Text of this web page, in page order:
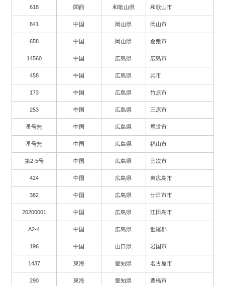
618 関西 和歌山県 和歌山市
841 中国 岡山県 岡山市
658 中国 岡山県 倉敷市
14560 中国 広島県 広島市
458 中国 広島県 呉市
173 中国 広島県 竹原市
253 中国 広島県 三原市
番号無 中国 広島県 尾道市
番号無 中国 広島県 福山市
第2-5号 中国 広島県 三次市
424 中国 広島県 東広島市
382 中国 広島県 廿日市市
20200001 中国 広島県 江田島市
A2-4 中国 広島県 世羅郡
196 中国 山口県 岩国市
1437 東海 愛知県 名古屋市
290 東海 愛知県 豊橋市